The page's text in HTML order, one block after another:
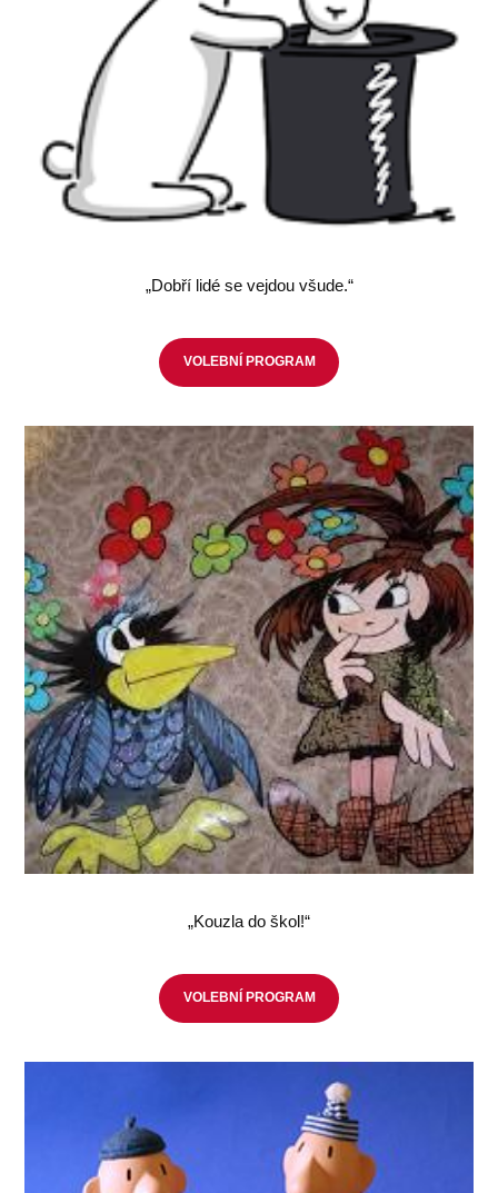
„Dobří lidé se vejdou všude.“
VOLEBNÍ PROGRAM
„Kouzla do škol!“
VOLEBNÍ PROGRAM